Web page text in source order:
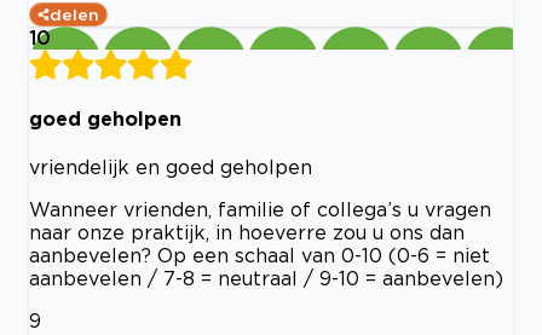
delen
10
goed geholpen
vriendelijk en goed geholpen
Wanneer vrienden, familie of collega’s u vragen
naar onze praktijk, in hoeverre zou u ons dan
aanbevelen? Op een schaal van 0-10 (0-6 = niet
aanbevelen / 7-8 = neutraal / 9-10 = aanbevelen)
9